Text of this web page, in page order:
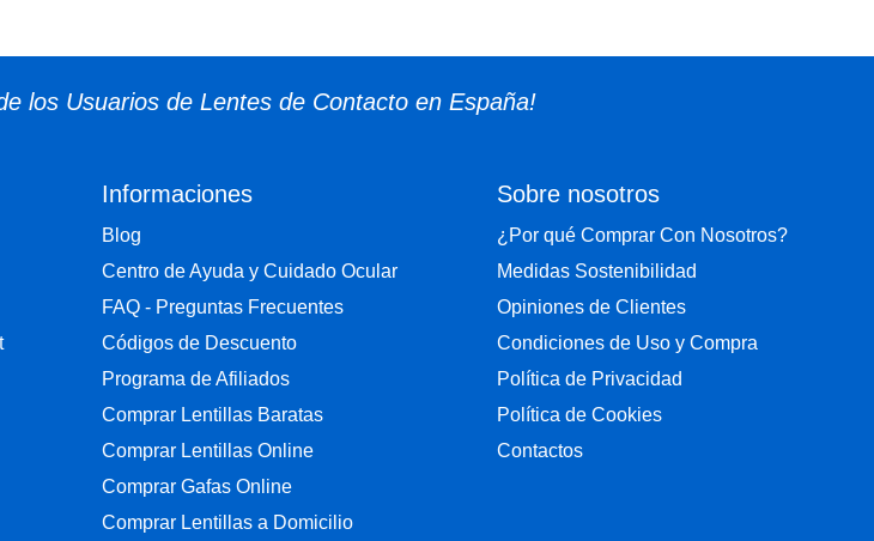
los Usuarios de Lentes de Contacto en España!
Informaciones
Blog
Centro de Ayuda y Cuidado Ocular
FAQ - Preguntas Frecuentes
Códigos de Descuento
Programa de Afiliados
Comprar Lentillas Baratas
Comprar Lentillas Online
Comprar Gafas Online
Comprar Lentillas a Domicilio
Sobre nosotros
¿Por qué Comprar Con Nosotros?
Medidas Sostenibilidad
Opiniones de Clientes
Condiciones de Uso y Compra
Política de Privacidad
Política de Cookies
Contactos